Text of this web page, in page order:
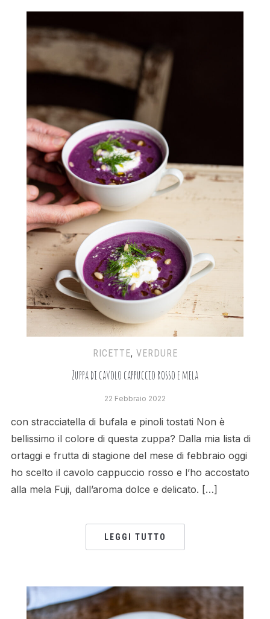
RICETTE, VERDURE
Zuppa di cavolo cappuccio rosso e mela
22 Febbraio 2022
con stracciatella di bufala e pinoli tostati Non è
bellissimo il colore di questa zuppa? Dalla mia lista di
ortaggi e frutta di stagione del mese di febbraio oggi
ho scelto il cavolo cappuccio rosso e l’ho accostato
alla mela Fuji, dall’aroma dolce e delicato. […]
LEGGI TUTTO